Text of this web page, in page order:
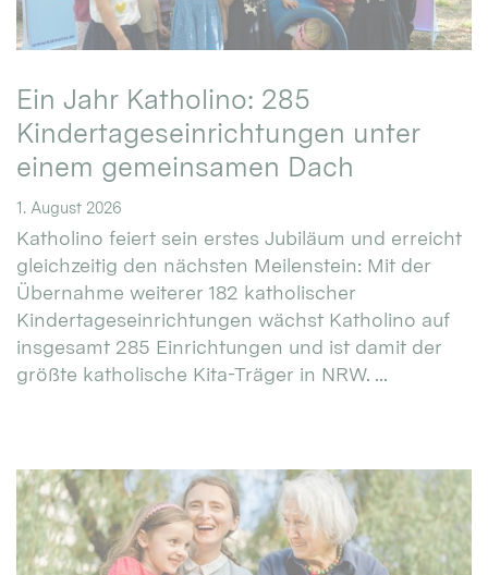
Ein Jahr Katholino: 285
Kindertageseinrichtungen unter
einem gemeinsamen Dach
1. August 2026
Katholino feiert sein erstes Jubiläum und erreicht
gleichzeitig den nächsten Meilenstein: Mit der
Übernahme weiterer 182 katholischer
Kindertageseinrichtungen wächst Katholino auf
insgesamt 285 Einrichtungen und ist damit der
größte katholische Kita-Träger in NRW. ...